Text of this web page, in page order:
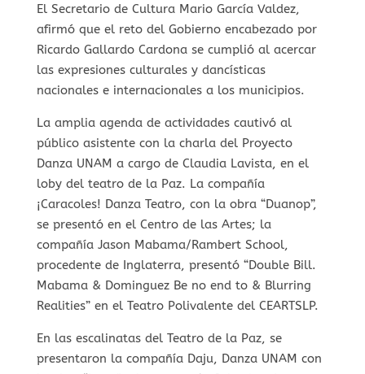
El Secretario de Cultura Mario García Valdez,
afirmó que el reto del Gobierno encabezado por
Ricardo Gallardo Cardona se cumplió al acercar
las expresiones culturales y dancísticas
nacionales e internacionales a los municipios.
La amplia agenda de actividades cautivó al
público asistente con la charla del Proyecto
Danza UNAM a cargo de Claudia Lavista, en el
loby del teatro de la Paz. La compañía
¡Caracoles! Danza Teatro, con la obra “Duanop”,
se presentó en el Centro de las Artes; la
compañía Jason Mabama/Rambert School,
procedente de Inglaterra, presentó “Double Bill.
Mabama & Dominguez Be no end to & Blurring
Realities” en el Teatro Polivalente del CEARTSLP.
En las escalinatas del Teatro de la Paz, se
presentaron la compañía Daju, Danza UNAM con